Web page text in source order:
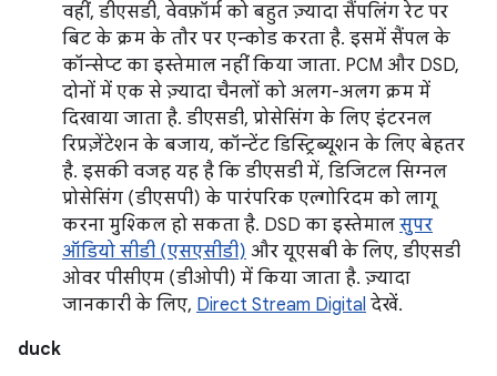
वहीं, डीएसडी, वेवफ़ॉर्म को बहुत ज़्यादा सैंपलिंग रेट पर
बिट के क्रम के तौर पर एन्कोड करता है. इसमें सैंपल के
कॉन्सेप्ट का इस्तेमाल नहीं किया जाता. PCM और DSD,
दोनों में एक से ज़्यादा चैनलों को अलग-अलग क्रम में
दिखाया जाता है. डीएसडी, प्रोसेसिंग के लिए इंटरनल
रिप्रज़ेंटेशन के बजाय, कॉन्टेंट डिस्ट्रिब्यूशन के लिए बेहतर
है. इसकी वजह यह है कि डीएसडी में, डिजिटल सिग्नल
प्रोसेसिंग (डीएसपी) के पारंपरिक एल्गोरिदम को लागू
करना मुश्किल हो सकता है. DSD का इस्तेमाल सुपर
ऑडियो सीडी (एसएसीडी) और यूएसबी के लिए, डीएसडी
ओवर पीसीएम (डीओपी) में किया जाता है. ज़्यादा
जानकारी के लिए, Direct Stream Digital देखें.
duck